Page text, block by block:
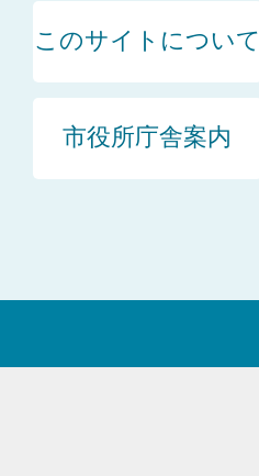
このサイトについて
市役所庁舎案内